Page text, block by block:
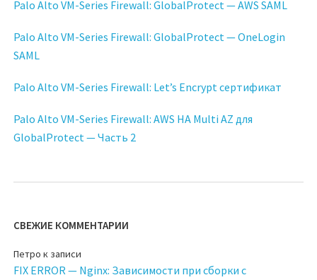
Palo Alto VM-Series Firewall: GlobalProtect — AWS SAML
Palo Alto VM-Series Firewall: GlobalProtect — OneLogin
SAML
Palo Alto VM-Series Firewall: Let’s Encrypt сертификат
Palo Alto VM-Series Firewall: AWS HA Multi AZ для
GlobalProtect — Часть 2
СВЕЖИЕ КОММЕНТАРИИ
Петро к записи
FIX ERROR — Nginx: Зависимости при сборки с